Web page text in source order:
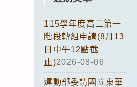
115學年度高二第一
階段轉組申請(8月13
日中午12點截
止)2026-08-06
運動部委請國立東華